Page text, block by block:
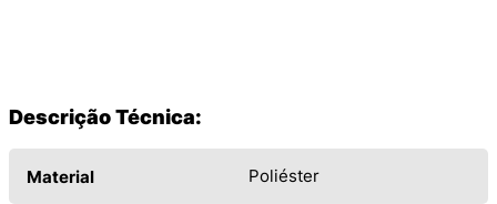
Descrição Técnica:
Material Poliéster